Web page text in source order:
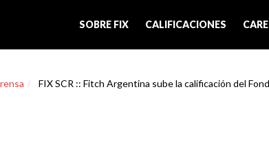
SOBRE FIX CALIFICACIONES
FIX SCR :: Fitch Argentina sube la calificación del